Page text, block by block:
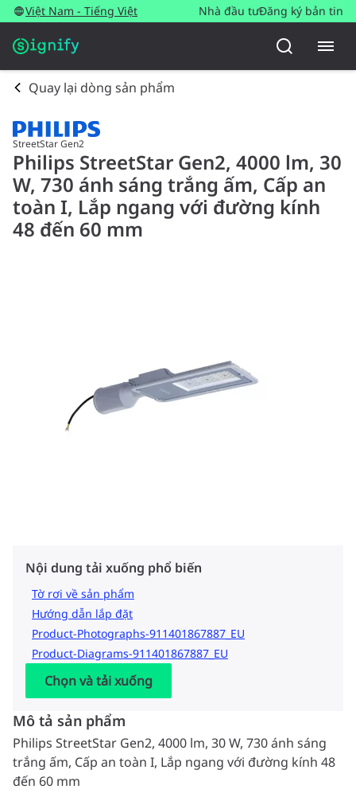
Việt Nam - Tiếng Việt Nhà đầu tưĐăng ký bản tin
Quay lại dòng sản phẩm
StreetStar Gen2
Philips StreetStar Gen2, 4000 lm, 30
W, 730 ánh sáng trắng ấm, Cấp an
toàn I, Lắp ngang với đường kính
48 đến 60 mm
Nội dung tải xuống phổ biến
Tờ rơi về sản phẩm
Hướng dẫn lắp đặt
Product-Photographs-911401867887_EU
Product-Diagrams-911401867887_EU
Chọn và tải xuống
Mô tả sản phẩm
Philips StreetStar Gen2, 4000 lm, 30 W, 730 ánh sáng
trắng ấm, Cấp an toàn I, Lắp ngang với đường kính 48
đến 60 mm